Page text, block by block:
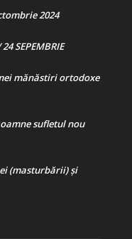
2024
SEPEMBRIE
mănăstiri ortodoxe
sufletul nou
(masturbării) şi